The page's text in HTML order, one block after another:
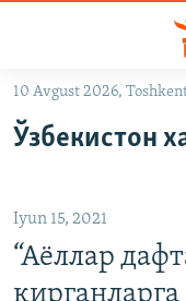
Асосий
Қидиришга
ўтинг
OZODLIK
На русском
10 Avgust 2026,
Ўзбекистон
Iyun 15, 2021
“Аёллар
кирганларга